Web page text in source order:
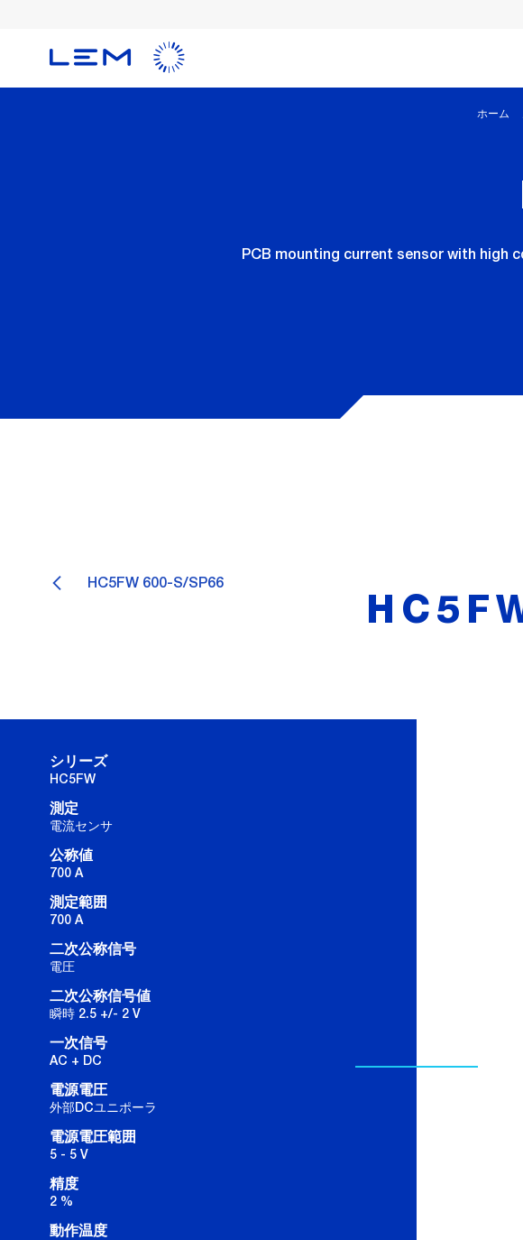
ホーム
PCB mounting current sensor with high
HC5FW 600-S/SP66
シリーズ
HC5FW
測定
電流センサ
公称値
700 A
測定範囲
700 A
二次公称信号
電圧
二次公称信号値
瞬時 2.5 +/- 2 V
一次信号
AC + DC
電源電圧
外部DCユニポーラ
電源電圧範囲
5 - 5 V
精度
2 %
動作温度